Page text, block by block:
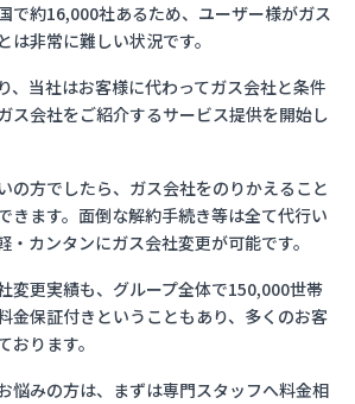
で約16,000社あるため、ユーザー様がガス
は非常に難しい状況です。
、当社はお客様に代わってガス会社と条件
ス会社をご紹介するサービス提供を開始し
の方でしたら、ガス会社をのりかえること
きます。面倒な解約手続き等は全て代行い
・カンタンにガス会社変更が可能です。
変更実績も、グループ全体で150,000世帯
金保証付きということもあり、多くのお客
ります。
悩みの方は、まずは専門スタッフへ料金相